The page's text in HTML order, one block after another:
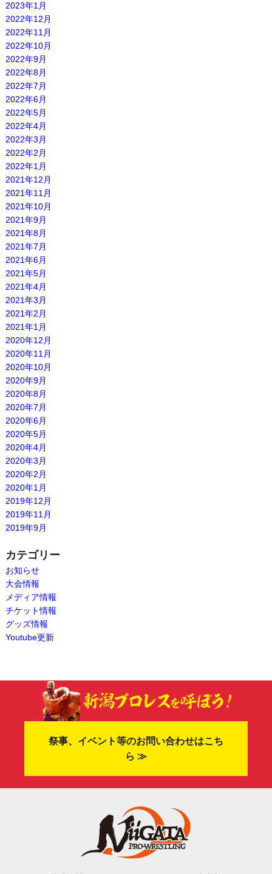
2023年1月
2022年12月
2022年11月
2022年10月
2022年9月
2022年8月
2022年7月
2022年6月
2022年5月
2022年4月
2022年3月
2022年2月
2022年1月
2021年12月
2021年11月
2021年10月
2021年9月
2021年8月
2021年7月
2021年6月
2021年5月
2021年4月
2021年3月
2021年2月
2021年1月
2020年12月
2020年11月
2020年10月
2020年9月
2020年8月
2020年7月
2020年6月
2020年5月
2020年4月
2020年3月
2020年2月
2020年1月
2019年12月
2019年11月
2019年9月
カテゴリー
お知らせ
大会情報
メディア情報
チケット情報
グッズ情報
Youtube更新
祭事、イベント等のお問い合わせはこち
ら ≫